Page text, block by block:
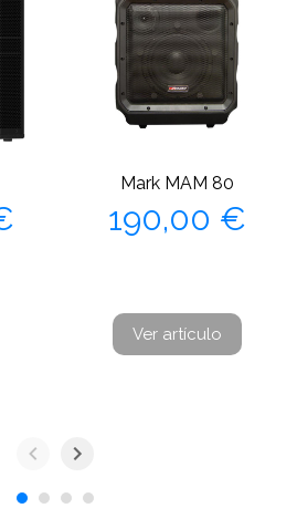
Mark MAM 80
Precio
190,00 €
Ver artículo